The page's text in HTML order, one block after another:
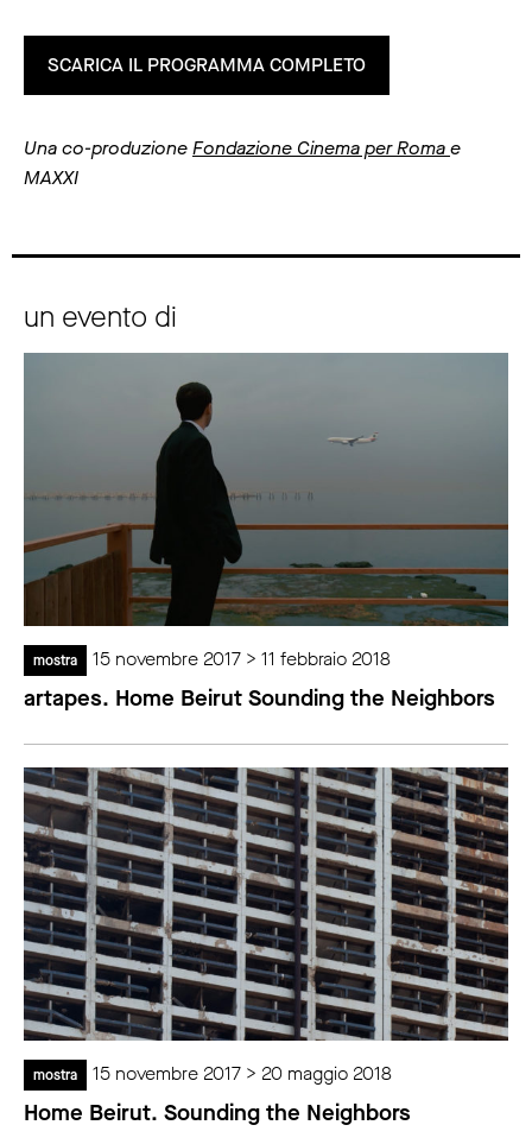
SCARICA IL PROGRAMMA COMPLETO
Una co-produzioneFondazione Cinema per Romae
MAXXI
un evento di
mostra 15 novembre 2017 > 11 febbraio 2018
artapes. Home Beirut Sounding the Neighbors
mostra 15 novembre 2017 > 20 maggio 2018
Home Beirut. Sounding the Neighbors